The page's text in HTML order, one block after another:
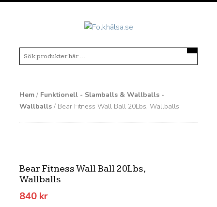
Hem / Funktionell - Slamballs & Wallballs -
Wallballs / Bear Fitness Wall Ball 20Lbs, Wallballs
Bear Fitness Wall Ball 20Lbs,
Wallballs
840 kr